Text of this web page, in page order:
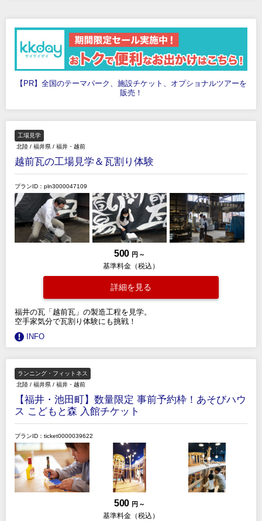
【PR】全国のテーマパーク、施設チケット、オプショナルツアーを
販売！
工場見学
北陸 / 福井県 / 福井・越前
越前瓦の工場見学＆瓦割り体験
プランID：pln3000047109
500 円 ～
基準料金（税込）
詳細を見る
福井の瓦「越前瓦」の製造工程を見学。
空手家気分で瓦割り体験にも挑戦！
INFO
ランニング・フィットネス
北陸 / 福井県 / 福井・越前
【福井・池田町】数量限定 事前予約枠！あそびハウ
ス こどもと森 入館チケット
プランID：ticket0000039622
500 円 ～
基準料金（税込）